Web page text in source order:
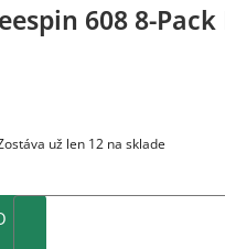
608 8-
už len 12 na sklade